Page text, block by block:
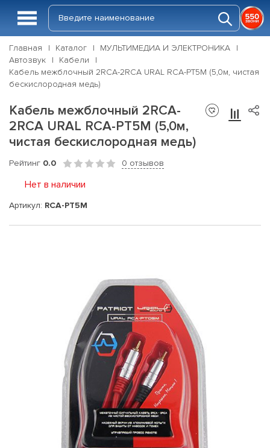
Главная Каталог
МУЛЬТИМЕДИА И ЭЛЕКТРОНИКА
Автозвук
Кабели
Кабель межблочный 2RCA-2RCA URAL RCA-PT5M (5,0м, чистая
бескислородная медь)
Кабель межблочный 2RCA-
2RCA URAL RCA-PT5M (5,0м,
чистая бескислородная медь)
Рейтинг 0.0 0 отзывов
Нет в наличии
Артикул: RCA-PT5M